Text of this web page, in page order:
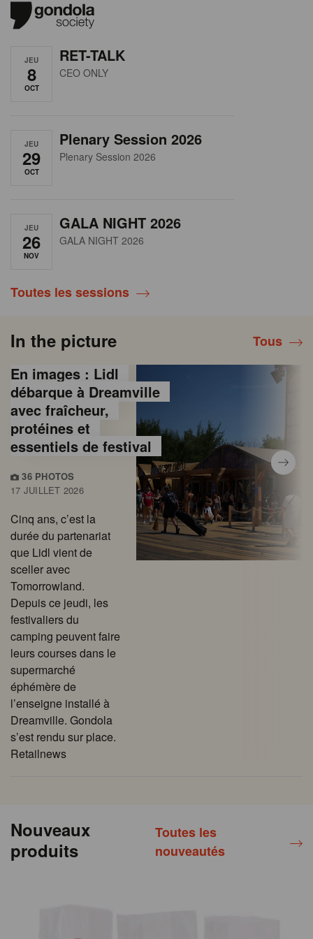
JEU
8
OCT
RET-TALK
CEO ONLY
JEU
29
OCT
Plenary Session 2026
Plenary Session 2026
JEU
26
NOV
GALA NIGHT 2026
GALA NIGHT 2026
Toutes les sessions
In the picture Tous
En images : Lidl
débarque à Dreamville
avec fraîcheur,
protéines et
essentiels de festival
36 PHOTOS
17 JUILLET 2026
Cinq ans, c’est la
durée du partenariat
que Lidl vient de
sceller avec
Tomorrowland.
Depuis ce jeudi, les
festivaliers du
camping peuvent faire
leurs courses dans le
supermarché
éphémère de
l’enseigne installé à
Dreamville. Gondola
s’est rendu sur place.
Retailnews
Nouveaux
produits
Toutes les
nouveautés